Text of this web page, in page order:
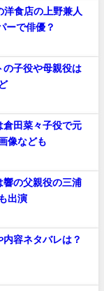
食店の上野兼人
ーで俳優？
の子役や母親役は
倉田菜々子役で元
像なども
響の父親役の三浦
出演
容ネタバレは？